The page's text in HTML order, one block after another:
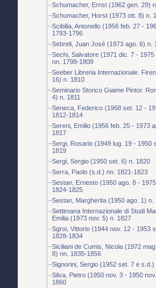
Schumacher, Ernst (1962 gen. 29)
Schumacher, Horst (1973 ott. 8) n.
Scibilia, Antonello (1956 feb. 27 -
1793-1796
Sebreli, Juan José (1973 ago. 6) n.
Sechi, Salvatore (1971 dic. 7 - 1975
nn. 1798-1809
Seeber Libreria Internazionale.
16) n. 1810
Seminario Storico Giaime Pintor.
4) n. 1811
Seneca, Federico (1968 set. 12 -
1812-1814
Sereni, Emilio (1956 feb. 25 - 1973
1817
Sergi, Rosario (1949 lug. 19 - 1950
1819
Sergi, Sergio (1950 set. 6) n. 1820
Serra, Paolo (s.d.) nn. 1821-1823
Sestan, Ernesto (1950 ago. 8 - 1975
1824-1825
Sestan, Margherita (1950 ago. 1) n.
Settimana Internazionale di Studi
Emilia (1973 nov. 5) n. 1827
Sgroi, Vittorio (1944 nov. 12 - 1953
1828-1834
Siciliani de Cumis, Nicola (1972
8) nn. 1835-1856
Signorini, Sergio (1952 set. 7 e
Silva, Pietro (1950 nov. 3 - 1950
1860